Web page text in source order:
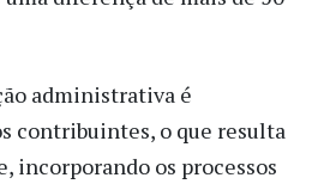
administrativa é
contribuintes, o que resulta
incorporando os processos